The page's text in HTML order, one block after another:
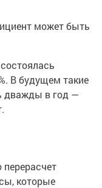
может быть
В будущем такие
дважды в год —
перерасчет
которые